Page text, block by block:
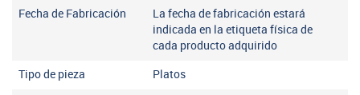
Fecha de Fabricación
La fecha de fabricación estará
indicada en la etiqueta física de
cada producto adquirido
Tipo de pieza Platos